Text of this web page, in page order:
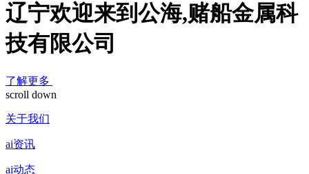
辽宁欢迎来到公海,赌船金属科
技有限公司
了解更多
scroll down
关于我们
ai资讯
ai动态